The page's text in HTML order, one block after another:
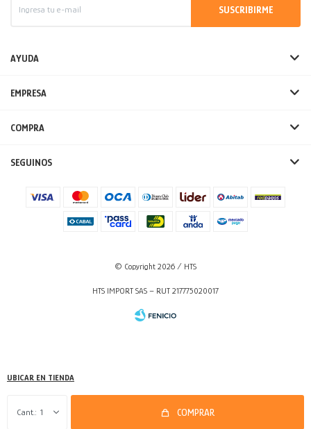
UBICAR EN TIENDA
1 COMPRAR
SUSCRIBIRME
AYUDA
EMPRESA
COMPRA
SEGUINOS
© Copyright 2026 / HTS
HTS IMPORT SAS – RUT 217775020017